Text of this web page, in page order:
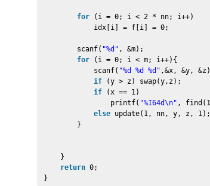
for
(i = 0; i < 2 * nn; i++)
idx[i] = f[i] = 0;
scanf( "%d" , &m);
for
(i = 0; i < m; i++){
scanf( "%d %d %d" ,&x, &y,
if
(y > z) swap(y,z);
if
(x == 1)
printf( "%I64d\n" ,
else update(1, nn, y, z, 1);
}
}
return 0;
}